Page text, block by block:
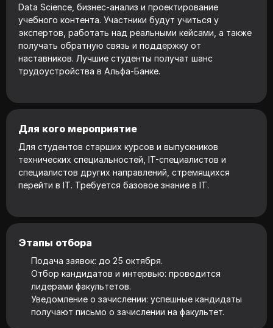
Data Science, бизнес-анализ и проектирование
учебного контента. Участники будут учиться у
экспертов, работать над реальными кейсами, а также
получать обратную связь и поддержку от
наставников. Лучшие студенты получат шанс
трудоустройства в Альфа-Банке.
Для кого мероприятие
Для студентов старших курсов и выпускников
технических специальностей, IT-специалистов и
специалистов других направлений, стремящихся
перейти в IT. Требуется базовое знание в IT.
Этапы отбора
Подача заявок: до 25 октября.
Отбор кандидатов и интервью: проводится
лидерами факультетов.
Уведомление о зачислении: успешные кандидаты
получают письмо о зачислении на факультет.